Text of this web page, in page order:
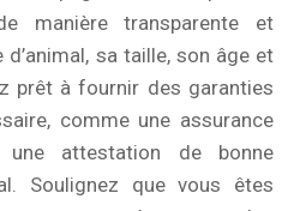
manière transparente et
sa taille, son âge et
prêt à fournir des garanties
comme une assurance
une attestation de bonne
Soulignez que vous êtes